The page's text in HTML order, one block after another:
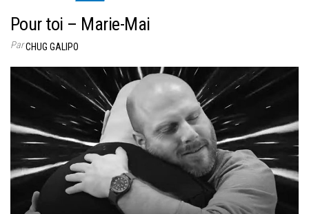
Pour toi – Marie-Mai
ParCHUG GALIPO